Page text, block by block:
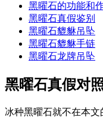
黑曜石的功能和
黑曜石真假鉴别
黑曜石貔貅吊坠
黑曜石貔貅手链
黑曜石龙牌吊坠
黑曜石真假对
冰种黑曜石就不在本